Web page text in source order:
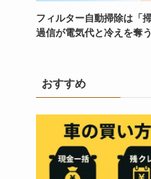
フィルター自動掃除は「
過信が電気代と冷えを奪
おすすめ